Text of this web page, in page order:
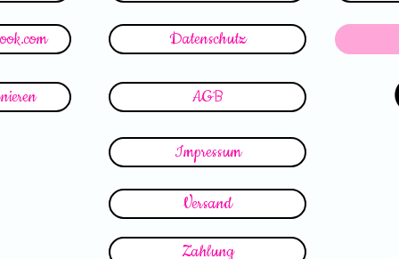
Datenschutz
AGB
Impressum
Versand
Zahlung